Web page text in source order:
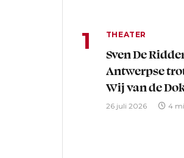
THEATER
Sven De
Antwerpse
Wij van de
26 juli 2026 4